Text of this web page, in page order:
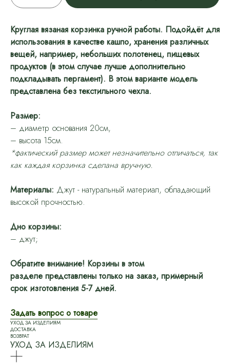
Круглая вязаная корзинка ручной работы. Подойдёт для
использования в качестве кашпо, хранения различных
вещей, например, небольших полотенец, пищевых
продуктов (в этом случае лучше дополнительно
подкладывать пергамент). В этом варианте модель
представлена без текстильного чехла.
Размер:
– диаметр основания 20см,
– высота 15см.
*фактический размер может незначительно отличаться, так
как каждая корзинка сделана вручную.
Материалы: Джут - натуральный материал, обладающий
высокой прочностью.
Дно корзины:
– джут;
Обратите внимание! Корзины в этом
разделе представлены только на заказ, примерный
срок изготовления 5-7 дней.
Задать вопрос о товаре
УХОД ЗА ИЗДЕЛИЯМ
ДОСТАВКА
ВОЗВРАТ
УХОД ЗА ИЗДЕЛИЯМ